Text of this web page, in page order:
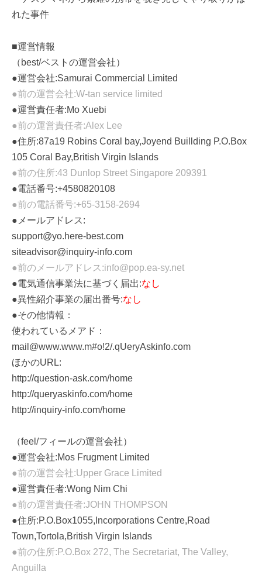
れた事件
■運営情報
（best/ベストの運営会社）
●運営会社:Samurai Commercial Limited
●前の運営会社:W-tan service limited
●運営責任者:Mo Xuebi
●前の運営責任者:Alex Lee
●住所:87a19 Robins Coral bay,Joyend Buillding P.O.Box
105 Coral Bay,British Virgin Islands
●前の住所:43 Dunlop Street Singapore 209391
●電話番号:+4580820108
●前の電話番号:+65-3158-2694
●メールアドレス:
support@yo.here-best.com
siteadvisor@inquiry-info.com
●前のメールアドレス:info@pop.ea-sy.net
●電気通信事業法に基づく届出:なし
●異性紹介事業の届出番号:なし
●その他情報：
使われているメアド：
mail@www.www.m#o!2/.qUeryAskinfo.com
ほかのURL:
http://question-ask.com/home
http://queryaskinfo.com/home
http://inquiry-info.com/home
（feel/フィールの運営会社）
●運営会社:Mos Frugment Limited
●前の運営会社:Upper Grace Limited
●運営責任者:Wong Nim Chi
●前の運営責任者:JOHN THOMPSON
●住所:P.O.Box1055,Incorporations Centre,Road
Town,Tortola,British Virgin Islands
●前の住所:P.O.Box 272, The Secretariat, The Valley,
Anguilla